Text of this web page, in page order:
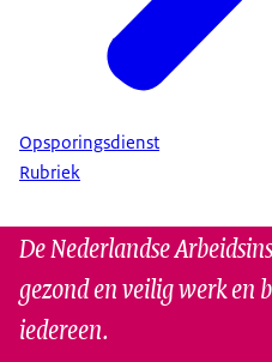
Opsporingsdienst
Rubriek
De Nederlandse
gezond en veilig werk en
iedereen.